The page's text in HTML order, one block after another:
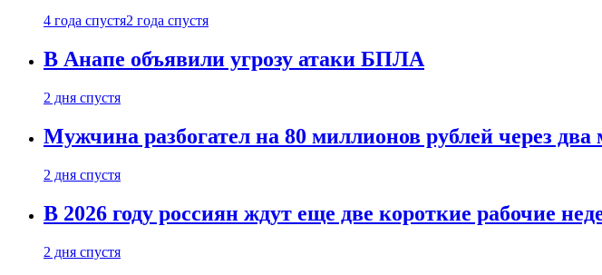
4 года спустя2 года спустя
В Анапе объявили угрозу атаки БПЛА
2 дня спустя
Мужчина разбогател на 80 миллионов рублей через
2 дня спустя
В 2026 году россиян ждут еще две короткие рабочие
2 дня спустя